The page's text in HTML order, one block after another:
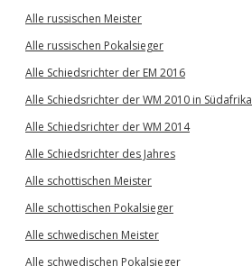
Alle russischen Meister
Alle russischen Pokalsieger
Alle Schiedsrichter der EM 2016
Alle Schiedsrichter der WM 2010 in Südafrika
Alle Schiedsrichter der WM 2014
Alle Schiedsrichter des Jahres
Alle schottischen Meister
Alle schottischen Pokalsieger
Alle schwedischen Meister
Alle schwedischen Pokalsieger